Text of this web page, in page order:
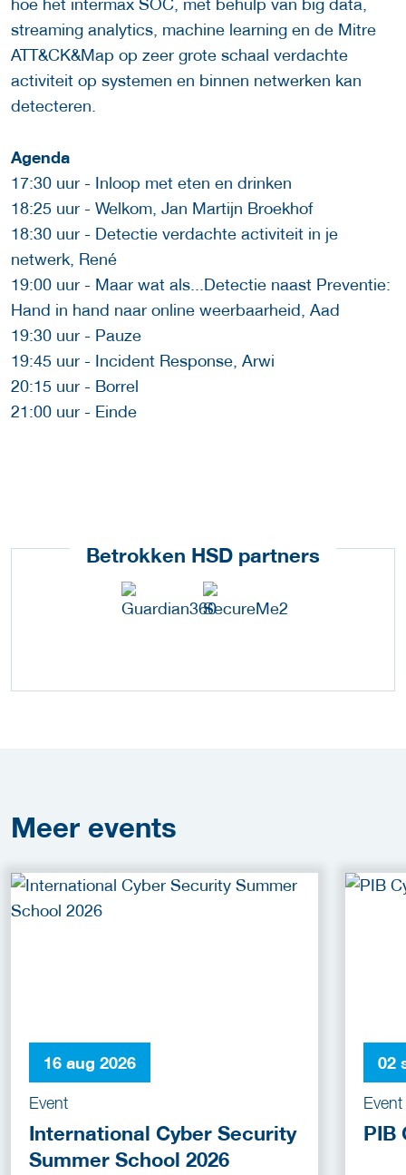
hoe het intermax SOC, met behulp van big data,
streaming analytics, machine learning en de Mitre
ATT&CK&Map op zeer grote schaal verdachte
activiteit op systemen en binnen netwerken kan
detecteren.
Agenda
17:30 uur - Inloop met eten en drinken
18:25 uur - Welkom, Jan Martijn Broekhof
18:30 uur - Detectie verdachte activiteit in je
netwerk, René
19:00 uur - Maar wat als...Detectie naast Preventie:
Hand in hand naar online weerbaarheid, Aad
19:30 uur - Pauze
19:45 uur - Incident Response, Arwi
20:15 uur - Borrel
21:00 uur - Einde
Betrokken HSD partners
Meer events
16 aug 2026
Event
International Cyber Security
Summer School 2026
02
Event
PIB